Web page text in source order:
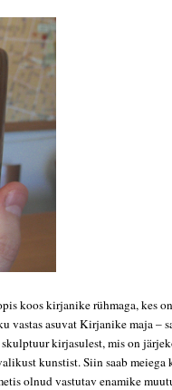
koos kirjanike rühmaga, kes
asuvat Kirjanike maja –
kirjasulest, mis on
kunstist. Siin saab
olnud vastutav enamike